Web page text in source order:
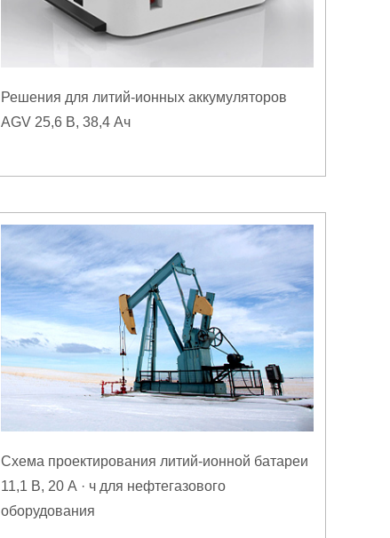
Решения для литий-ионных аккумуляторов
AGV 25,6 В, 38,4 Ач
Схема проектирования литий-ионной батареи
11,1 В, 20 А · ч для нефтегазового
оборудования